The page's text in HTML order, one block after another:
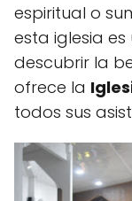
espiritual o
esta iglesia es
descubrir la
ofrece la
todos sus